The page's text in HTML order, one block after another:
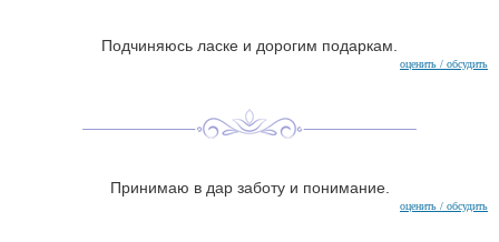
Подчиняюсь ласке и дорогим подаркам.
оценить / обсудить
Принимаю в дар заботу и понимание.
оценить / обсудить